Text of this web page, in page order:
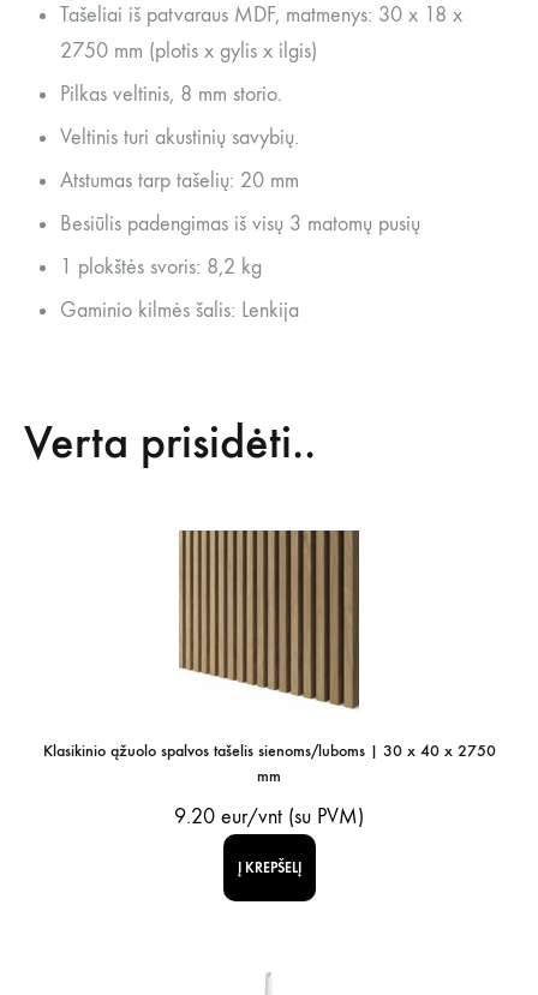
Tašeliai iš patvaraus MDF, matmenys: 30 x 18 x
2750 mm (plotis x gylis x ilgis)
Pilkas veltinis, 8 mm storio.
Veltinis turi akustinių savybių.
Atstumas tarp tašelių: 20 mm
Besiūlis padengimas iš visų 3 matomų pusių
1 plokštės svoris: 8,2 kg
Gaminio kilmės šalis: Lenkija
Verta prisidėti..
Klasikinio ąžuolo spalvos tašelis sienoms/luboms | 30 x 40 x 2750
mm
9.20 eur/vnt (su PVM)
Į KREPŠELĮ